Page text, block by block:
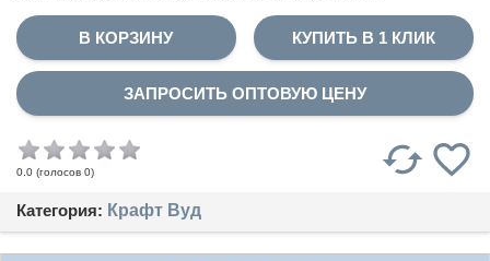
КУПИТЬ В 1 КЛИК
ЗАПРОСИТЬ ОПТОВУЮ ЦЕНУ
0.0 (голосов 0)
Категория: Крафт Вуд